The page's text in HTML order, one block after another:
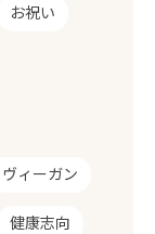
お祝い
ヴィーガン
健康志向